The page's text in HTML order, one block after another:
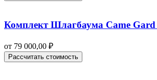
Комплект Шлагбаума Came Gard
от 79 000,00 ₽
Рассчитать стоимость